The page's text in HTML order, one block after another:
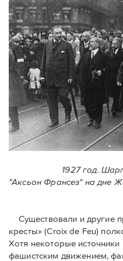
1927 год.
"Аксьон Франсез" на дне
Существовали и другие
кресты» (Croix de Feu)
Хотя некоторые
фашистским движением,